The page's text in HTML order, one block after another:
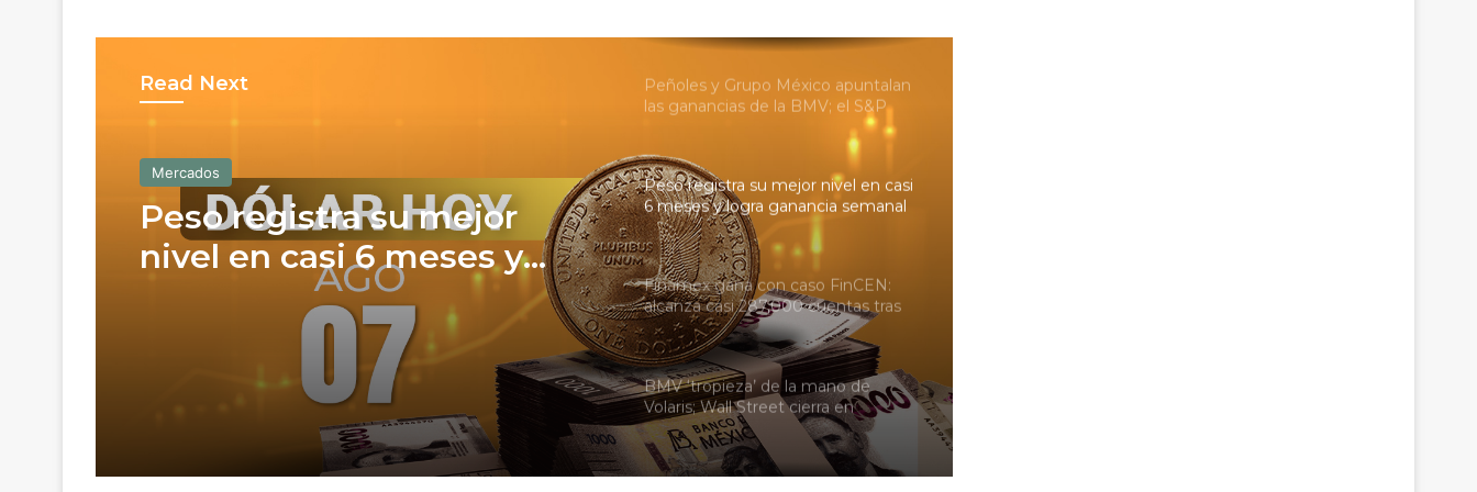
Read Next
Mercados
Peso registra su mejor
nivel en casi 6 meses y
logra ganancia semanal de
Peñoles y Grupo México apuntalan
las ganancias de la BMV; el S&P
Peso registra su mejor nivel en casi
6 meses y logra ganancia semanal
de 1.05%
Finamex gana con caso FinCEN:
alcanza casi 287,000 cuentas tras
cierre de Vector
BMV ‘tropieza’ de la mano de
Volaris; Wall Street cierra en
números rojos por Medio Oriente